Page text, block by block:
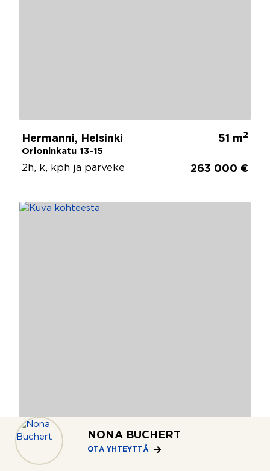
NONA BUCHERT
OTA YHTEYTTÄ
Hermanni, Helsinki
Orioninkatu 13-15
51 m2
2h, k, kph ja parveke 263 000 €
Hermanni, Helsinki
Hämeentie 77